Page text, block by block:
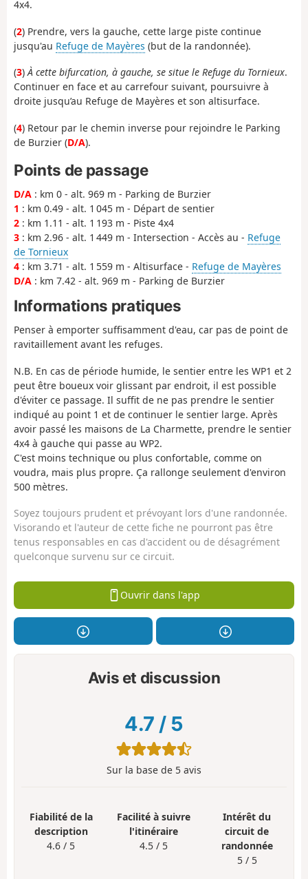
4x4.
(2) Prendre, vers la gauche, cette large piste continue
jusqu'au Refuge de Mayères (but de la randonnée).
(3)À cette bifurcation, à gauche, se situe le Refuge du Tornieux.
Continuer en face et au carrefour suivant, poursuivre à
droite jusqu’au Refuge de Mayères et son altisurface.
(4) Retour par le chemin inverse pour rejoindre le Parking
de Burzier (D/A).
Points de passage
D/A : km 0 - alt. 969 m - Parking de Burzier
1 : km 0.49 - alt. 1 045 m - Départ de sentier
2 : km 1.11 - alt. 1 193 m - Piste 4x4
3 : km 2.96 - alt. 1 449 m - Intersection - Accès au - Refuge
de Tornieux
4 : km 3.71 - alt. 1 559 m - Altisurface - Refuge de Mayères
D/A : km 7.42 - alt. 969 m - Parking de Burzier
Informations pratiques
Penser à emporter suffisamment d'eau, car pas de point de
ravitaillement avant les refuges.
N.B. En cas de période humide, le sentier entre les WP1 et 2
peut être boueux voir glissant par endroit, il est possible
d'éviter ce passage. Il suffit de ne pas prendre le sentier
indiqué au point 1 et de continuer le sentier large. Après
avoir passé les maisons de La Charmette, prendre le sentier
4x4 à gauche qui passe au WP2.
C'est moins technique ou plus confortable, comme on
voudra, mais plus propre. Ça rallonge seulement d'environ
500 mètres.
Soyez toujours prudent et prévoyant lors d'une randonnée.
Visorando et l'auteur de cette fiche ne pourront pas être
tenus responsables en cas d'accident ou de désagrément
quelconque survenu sur ce circuit.
Ouvrir dans l'app
Avis et discussion
4.7 / 5
Sur la base de 5 avis
Fiabilité de la
description
4.6 / 5
Facilité à suivre
l'itinéraire
4.5 / 5
Intérêt du
circuit de
randonnée
5 / 5